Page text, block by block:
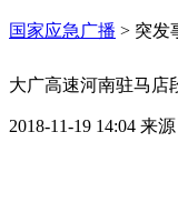
国家应急广播 > 突发
大广高速河南驻马店
2018-11-19 14:04 来源